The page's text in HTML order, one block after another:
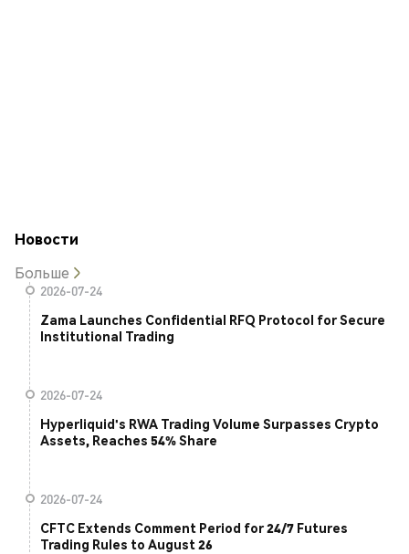
Новости
Больше
2026-07-24
Zama Launches Confidential RFQ Protocol for Secure
Institutional Trading
2026-07-24
Hyperliquid's RWA Trading Volume Surpasses Crypto
Assets, Reaches 54% Share
2026-07-24
CFTC Extends Comment Period for 24/7 Futures
Trading Rules to August 26